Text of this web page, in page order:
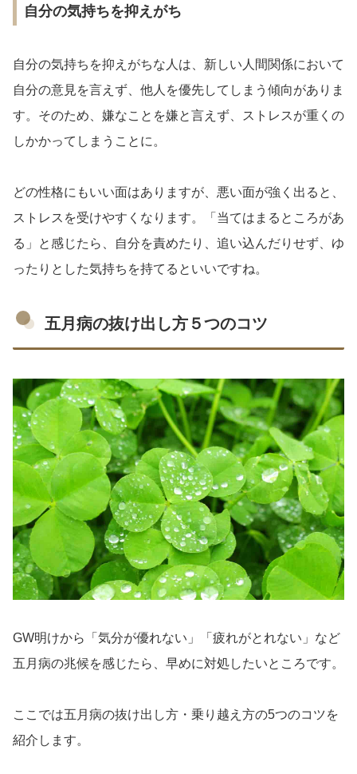
自分の気持ちを抑えがち
自分の気持ちを抑えがちな人は、新しい人間関係において
自分の意見を言えず、他人を優先してしまう傾向がありま
す。そのため、嫌なことを嫌と言えず、ストレスが重くの
しかかってしまうことに。
どの性格にもいい面はありますが、悪い面が強く出ると、
ストレスを受けやすくなります。「当てはまるところがあ
る」と感じたら、自分を責めたり、追い込んだりせず、ゆ
ったりとした気持ちを持てるといいですね。
五月病の抜け出し方５つのコツ
GW明けから「気分が優れない」「疲れがとれない」など
五月病の兆候を感じたら、早めに対処したいところです。
ここでは五月病の抜け出し方・乗り越え方の5つのコツを
紹介します。